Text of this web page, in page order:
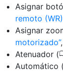
Asignar
remoto (WR)
Asignar
motorizado ,
Atenuador (
Automático